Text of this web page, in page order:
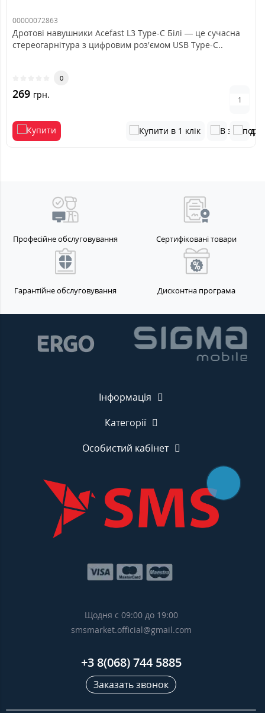
00000072863
Дротові навушники Acefast L3 Type-C Білі — це сучасна
стереогарнітура з цифровим роз'ємом USB Type-C..
0
269 грн.
Професійне обслуговування Сертифіковані товари
Гарантійне обслуговування Дисконтна програма
Інформація
Категорії
Особистий кабінет
Щодня с 09:00 до 19:00
smsmarket.official@gmail.com
+3 8(068) 744 5885
Заказать звонок